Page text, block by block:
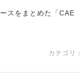
スをまとめた「CAE
カテゴリ：